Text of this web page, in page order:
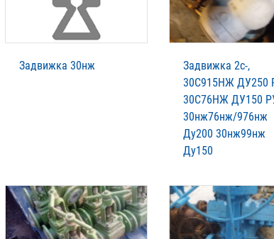
Задвижка 30нж
Задвижка 2с-,
30С915НЖ ДУ250
30С76НЖ ДУ150
30нж76нж/976нж
Ду200 30нж99нж
Ду150